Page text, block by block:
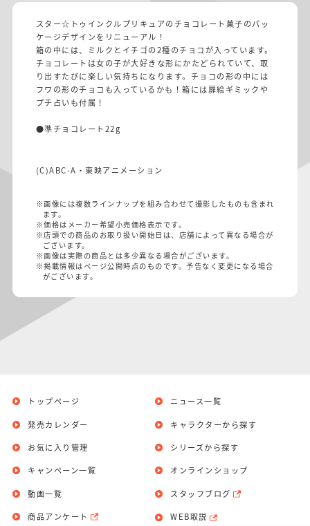
スター☆トゥインクルプリキュアのチョコレート菓子のパッ
ケージデザインをリニューアル！
箱の中には、ミルクとイチゴの2種のチョコが入っています。
チョコレートは女の子が大好きな形にかたどられていて、取
り出すたびに楽しい気持ちになります。チョコの形の中には
フワの形のチョコも入っているかも！箱には扉絵ギミックや
プチ占いも付属！
●準チョコレート22g
(C)ABC-A・東映アニメーション
※画像には複数ラインナップを組み合わせて撮影したものも含まれ
ます。
※価格はメーカー希望小売価格表示です。
※店頭での商品のお取り扱い開始日は、店舗によって異なる場合が
ございます。
※画像は実際の商品とは多少異なる場合がございます。
※掲載情報はページ公開時点のものです。予告なく変更になる場合
がございます。
トップページ
発売カレンダー
お気に入り管理
ニュース一覧
キャラクターから探す
シリーズから探す
キャンペーン一覧
動画一覧
商品アンケート
オンラインショップ
スタッフブログ
WEB取説